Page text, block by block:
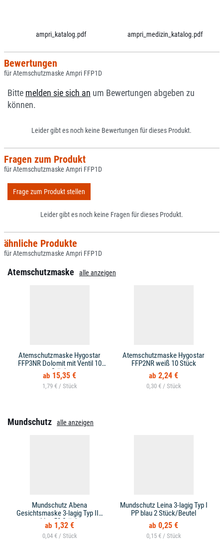
ampri_katalog.pdf ampri_medizin_katalog.pdf
Bewertungen
für Atemschutzmaske Ampri FFP1D
Bitte melden sie sich an um Bewertungen abgeben zu
können.
Leider gibt es noch keine Bewertungen für dieses Produkt.
Fragen zum Produkt
für Atemschutzmaske Ampri FFP1D
Frage zum Produkt stellen
Leider gibt es noch keine Fragen für dieses Produkt.
ähnliche Produkte
für Atemschutzmaske Ampri FFP1D
Atemschutzmaske alle anzeigen
Atemschutzmaske Hygostar
FFP3NR Dolomit mit Ventil 10
Stück
15,35 €
1,79 € /
Atemschutzmaske Hygostar
FFP2NR weiß 10 Stück
2,24 €
0,30 € /
Mundschutz alle anzeigen
Mundschutz Abena
Gesichtsmaske 3-lagig Typ IIR
blau 50 Stück
1,32 €
0,04 € /
Mundschutz Leina 3-lagig Typ I
PP blau 2 Stück/Beutel
0,25 €
0,15 € /